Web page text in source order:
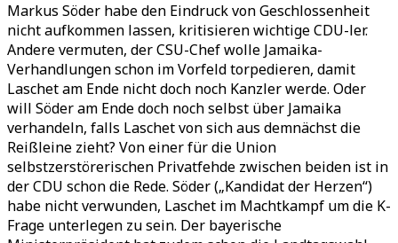
Markus Söder habe den Eindruck von Geschlossenheit
nicht aufkommen lassen, kritisieren wichtige CDU-ler.
Andere vermuten, der CSU-Chef wolle Jamaika-
Verhandlungen schon im Vorfeld torpedieren, damit
Laschet am Ende nicht doch noch Kanzler werde. Oder
will Söder am Ende doch noch selbst über Jamaika
verhandeln, falls Laschet von sich aus demnächst die
Reißleine zieht? Von einer für die Union
selbstzerstörerischen Privatfehde zwischen beiden ist in
der CDU schon die Rede. Söder („Kandidat der Herzen“)
habe nicht verwunden, Laschet im Machtkampf um die K-
Frage unterlegen zu sein. Der bayerische